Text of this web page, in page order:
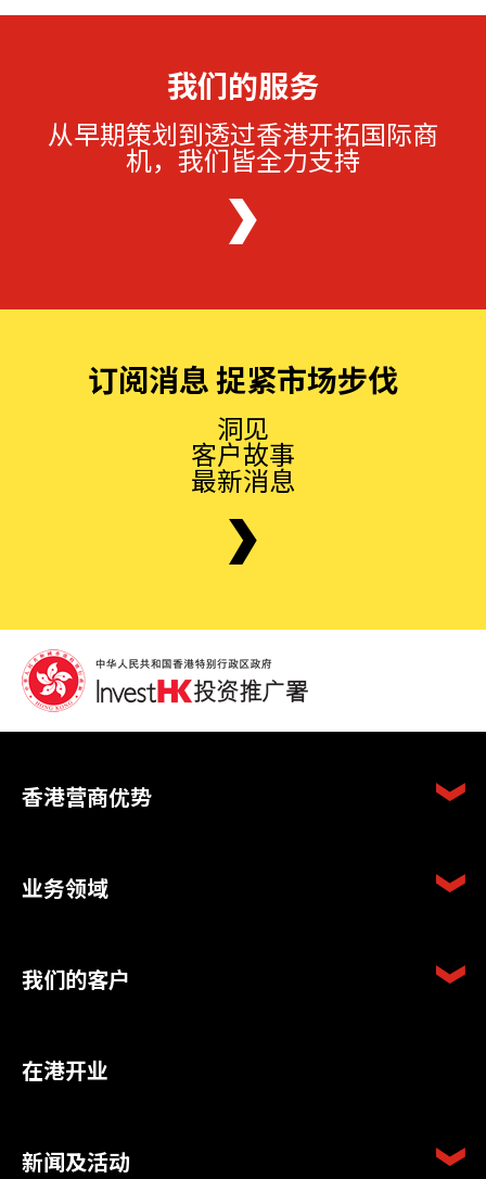
我们的服务
从早期策划到透过香港开拓国际商
机，我们皆全力支持
订阅消息 捉紧市场步伐
洞见
客户故事
最新消息
香港营商优势
业务领域
我们的客户
在港开业
新闻及活动